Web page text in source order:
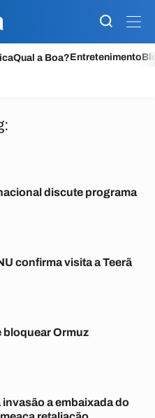
Qual a Boa?Entretenimento
discute programa
confirma visita a Teerã
bloquear Ormuz
a embaixada do